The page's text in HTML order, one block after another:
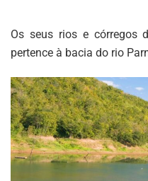
Os seus rios e córregos
pertence à bacia do rio